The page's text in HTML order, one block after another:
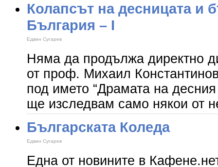
Колапсът на десницата и
България – І
Едвин Сугарев
Няма да продължа директно
от проф. Михаил
под името “Драмата на десния
ще изследвам само някои от
Българската Коледа
Eдвин Сугарев
Една от новините в